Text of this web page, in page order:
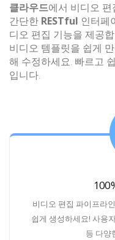
클라우드에서 비디오
간단한 RESTful 인터페
디오 편집 기능을 제공
비디오 템플릿을 쉽게
해 수정하세요. 빠르고
입니다.
비디오 편집 파이프라
쉽게 생성하세요! 사용
등 다양